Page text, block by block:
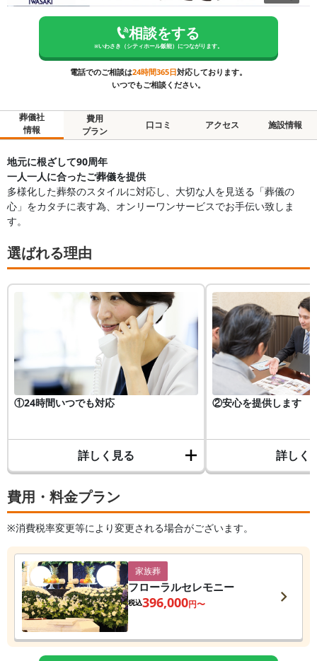
相談をする
※いわさき（シティホール飯能） につながります。
電話でのご相談は24時間365日対応しております。
いつでもご相談ください。
葬儀社
情報
費用
プラン
口コミ アクセス 施設情報
費用・料金プラン
※消費税率変更等により変更される場合がございます。
家族葬
フローラルセレモニー
税込396,000円〜
地元に根ざして90周年
一人一人に合ったご葬儀を提供
多様化した葬祭のスタイルに対応し、大切な人を見送る「葬儀の
心」をカタチに表す為、オンリーワンサービスでお手伝い致しま
す。
選ばれる理由
①24時間いつでも対応
詳しく見る
②安心を提供します
詳しく